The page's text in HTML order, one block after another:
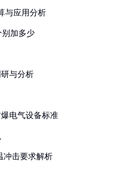
与应用分析
别加多少
与分析
电气设备标准
冲击要求解析